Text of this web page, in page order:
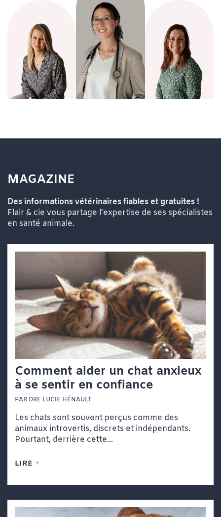
MAGAZINE
Des informations vétérinaires fiables et gratuites !
Flair & cie vous partage l’expertise de ses spécialistes
en santé animale.
Comment aider un chat anxieux
à se sentir en confiance
PAR DRE LUCIE HÉNAULT
Les chats sont souvent perçus comme des
animaux introvertis, discrets et indépendants.
Pourtant, derrière cette...
LIRE